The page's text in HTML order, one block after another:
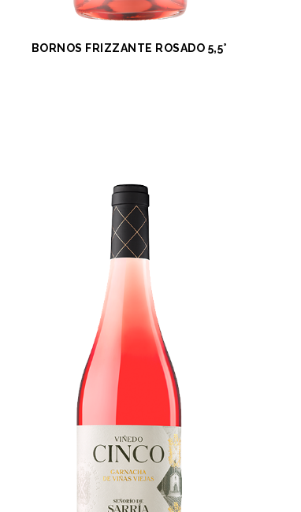
BORNOS FRIZZANTE ROSADO 5,5°